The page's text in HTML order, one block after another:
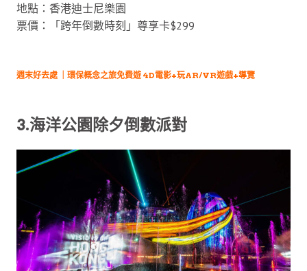
地點：香港迪士尼樂園
票價：「跨年倒數時刻」尊享卡$299
週末好去處 ｜環保概念之旅免費遊 4D電影+玩AR/VR遊戲+導覽
3.海洋公園除夕倒數派對